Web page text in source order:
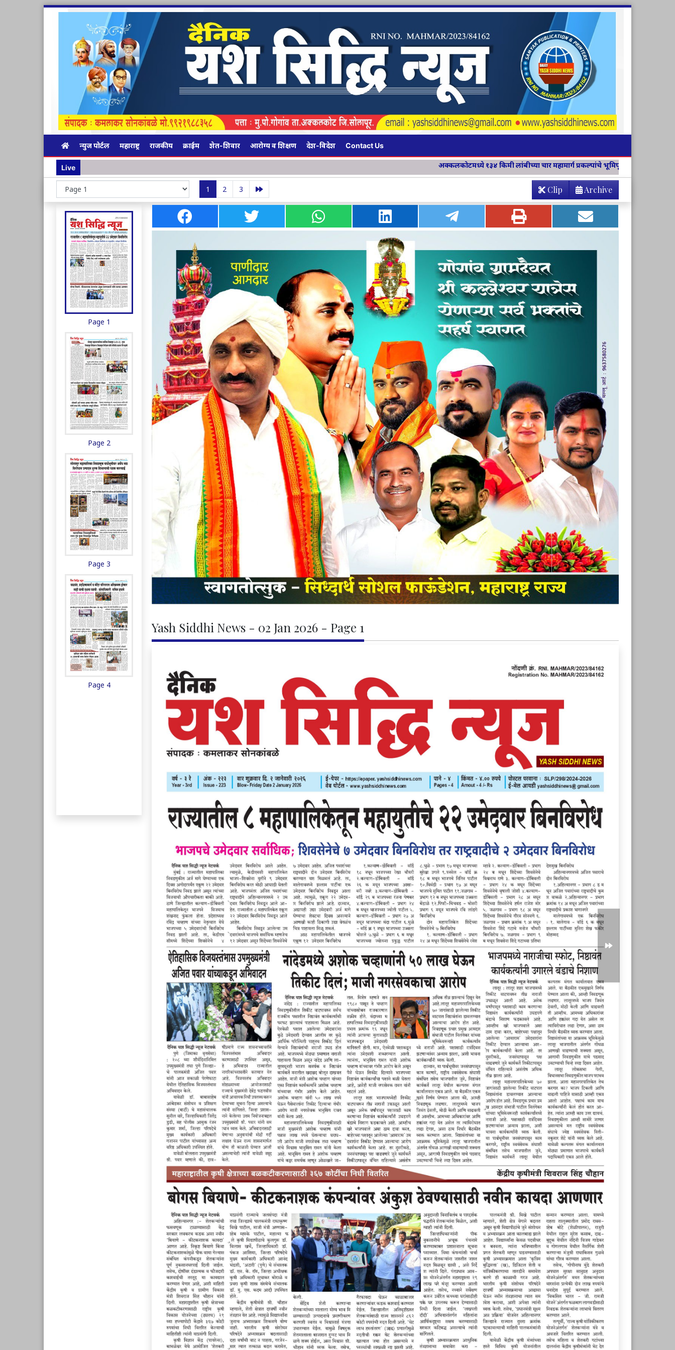
न्युज पोर्टल महाराष्ट्र राजकीय क्राईम शेत-शिवार आरोग्य व शिक्षण देश-विदेश Contact Us
Live अक्कलकोटमध्ये १३४ किमी लांबीच्या चार महामार्ग प्रकल्पांचे भूमिपूजन विवेक विचार मंच जिल्हा
1 2 3 Archive
Clip
Page 1
Page 2
Page 3
Page 4
Yash Siddhi News - 02 Jan 2026 - Page 1